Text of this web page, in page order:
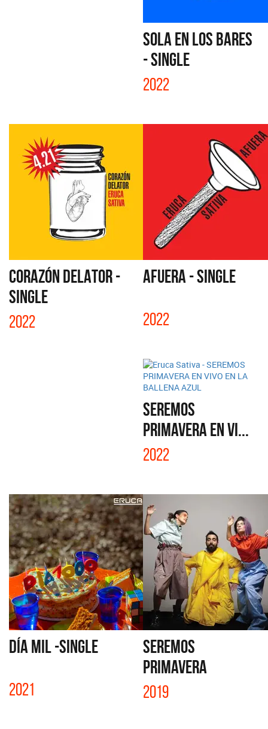
SOLA EN LOS BARES
- SINGLE
2022
CORAZÓN DELATOR -
SINGLE
2022
AFUERA - SINGLE
2022
SEREMOS
PRIMAVERA EN VI...
2022
DÍA MIL -SINGLE
2021
SEREMOS
PRIMAVERA
2019